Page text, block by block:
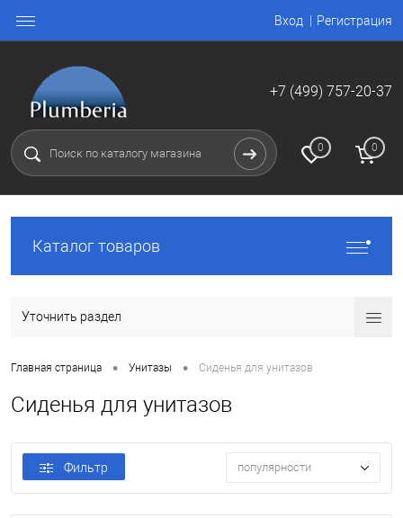
Вход Регистрация
+7 (499) 757-20-37
0 0
Каталог товаров
Уточнить раздел
Главная страница • Унитазы • Сиденья для унитазов
Сиденья для унитазов
Фильтр популярности